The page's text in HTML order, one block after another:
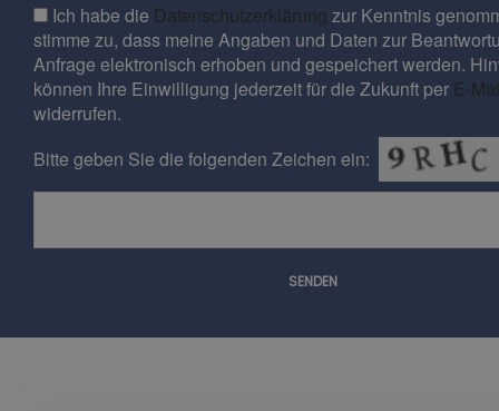
Ich habe die Datenschutzerklärung zur Kenntnis
stimme zu, dass meine Angaben und Daten zur
Anfrage elektronisch erhoben und gespeichert werden.
können Ihre Einwilligung jederzeit für die Zukunft per E-
widerrufen.
Bitte geben Sie die folgenden Zeichen ein:
SENDEN